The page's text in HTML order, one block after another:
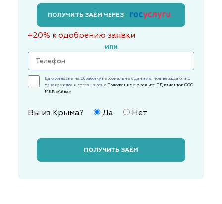
ПОЛУЧИТЬ ЗАЁМ ЧЕРЕЗ
+20% к одобрению заявки
или
Даю согласие на обработку персональных данных, подтверждаю, что
ознакомился и соглашаюсь с Положением о защите ПД клиентов ООО
МКК «Айва»
Вы из Крыма? Да Нет
ПОЛУЧИТЬ ЗАЁМ